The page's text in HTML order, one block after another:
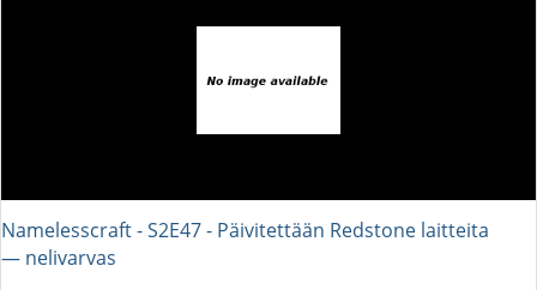
Namelesscraft - S2E47 - Päivitettään Redstone laitteita
― nelivarvas